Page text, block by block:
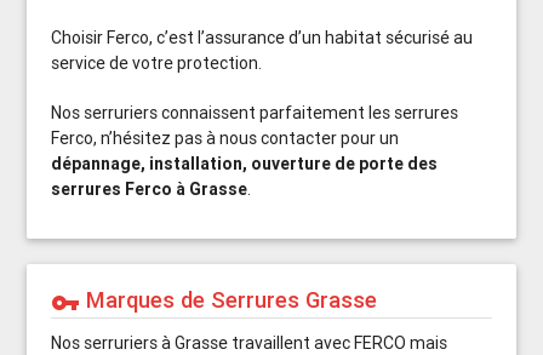
Choisir Ferco, c’est l’assurance d’un habitat sécurisé au
service de votre protection.
Nos serruriers connaissent parfaitement les serrures
Ferco, n’hésitez pas à nous contacter pour un
dépannage, installation, ouverture de porte des
serrures Ferco à Grasse.
vpn_key Marques de Serrures Grasse
Nos serruriers à Grasse travaillent avec FERCO mais